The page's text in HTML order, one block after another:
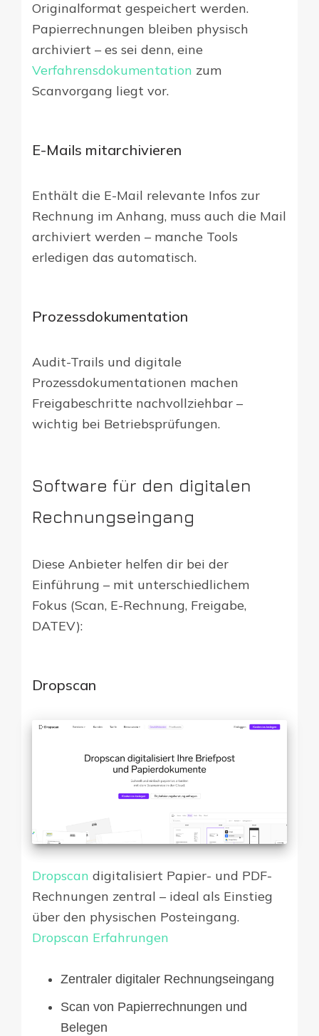
Originalformat gespeichert werden.
Papierrechnungen bleiben physisch
archiviert – es sei denn, eine
Verfahrensdokumentation zum
Scanvorgang liegt vor.
E-Mails mitarchivieren
Enthält die E-Mail relevante Infos zur
Rechnung im Anhang, muss auch die Mail
archiviert werden – manche Tools
erledigen das automatisch.
Prozessdokumentation
Audit-Trails und digitale
Prozessdokumentationen machen
Freigabeschritte nachvollziehbar –
wichtig bei Betriebsprüfungen.
Software für den digitalen
Rechnungseingang
Diese Anbieter helfen dir bei der
Einführung – mit unterschiedlichem
Fokus (Scan, E-Rechnung, Freigabe,
DATEV):
Dropscan
Dropscan digitalisiert Papier- und PDF-
Rechnungen zentral – ideal als Einstieg
über den physischen Posteingang.
Dropscan Erfahrungen
Zentraler digitaler Rechnungseingang
Scan von Papierrechnungen und
Belegen